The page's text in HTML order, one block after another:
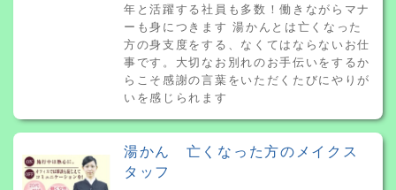
年と活躍する社員も多数！働きながらマナ
ーも身につきます 湯かんとは亡くなった
方の身支度をする、なくてはならないお仕
事です。大切なお別れのお手伝いをするか
らこそ感謝の言葉をいただくたびにやりが
いを感じられます
湯かん 亡くなった方のメイクス
タッフ